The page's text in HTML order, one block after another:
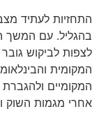
התחזיות לעתיד
בהגליל. עם המשך
לצפות לביקוש
המקומית
המקומיים
אחרי מגמות